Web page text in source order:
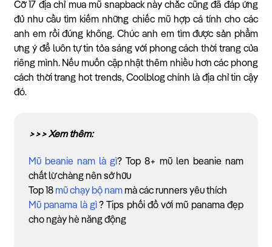
Cỡ 17 địa chỉ mua mũ snapback này chắc cũng đã đáp ứng
đủ nhu cầu tìm kiếm những chiếc mũ hợp cá tính cho các
anh em rồi đúng không. Chúc anh em tìm được sản phẩm
ưng ý để luôn tự tin tỏa sáng với phong cách thời trang của
riêng mình. Nếu muốn cập nhật thêm nhiều hơn các phong
cách thời trang hot trends, Coolblog chính là địa chỉ tin cậy
đó.
>>> Xem thêm:
Mũ beanie nam là gì? Top 8+ mũ len beanie nam
chất lừ chàng nên sở hữu
Top 18mũ chạy bộ nammà các runners yêu thích
Mũ panama là gì? Tips phối đồ với mũ panama đẹp
cho ngày hè năng động